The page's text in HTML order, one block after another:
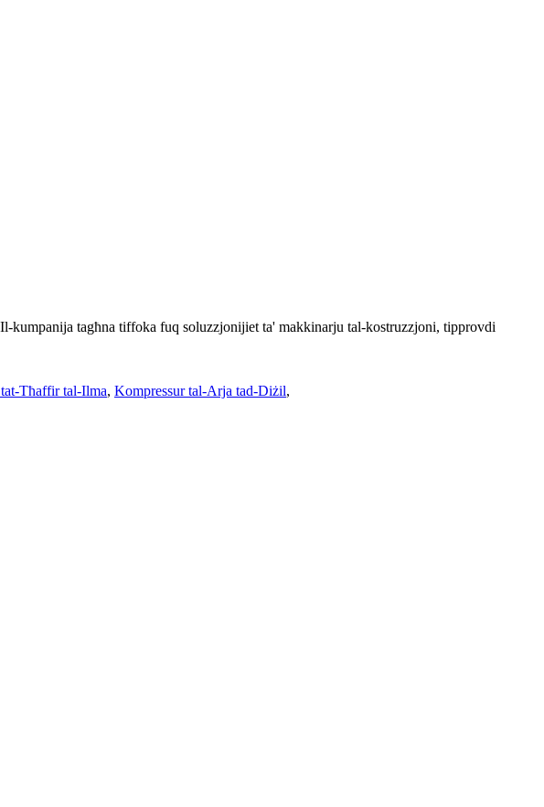
tagħna tiffoka fuq soluzzjonijiet ta' makkinarju tal-kostruzzjoni, tipprovdi
Tħaffir tal-Ilma, Kompressur tal-Arja tad-Diżil,